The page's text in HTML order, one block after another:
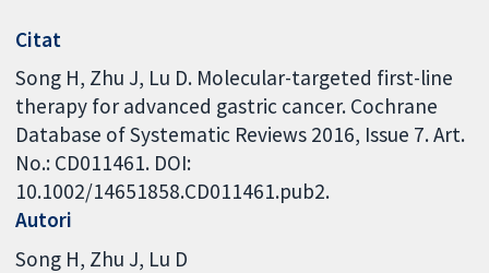
Citat
Song H, Zhu J, Lu D. Molecular-targeted first-line
therapy for advanced gastric cancer. Cochrane
Database of Systematic Reviews 2016, Issue 7. Art.
No.: CD011461. DOI:
10.1002/14651858.CD011461.pub2.
Autori
Song H Zhu J Lu D